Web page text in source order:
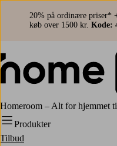
20% på ordinære priser*
køb over 1500 kr. Kode:
Homeroom – Alt for hjemmet
Produkter
Tilbud